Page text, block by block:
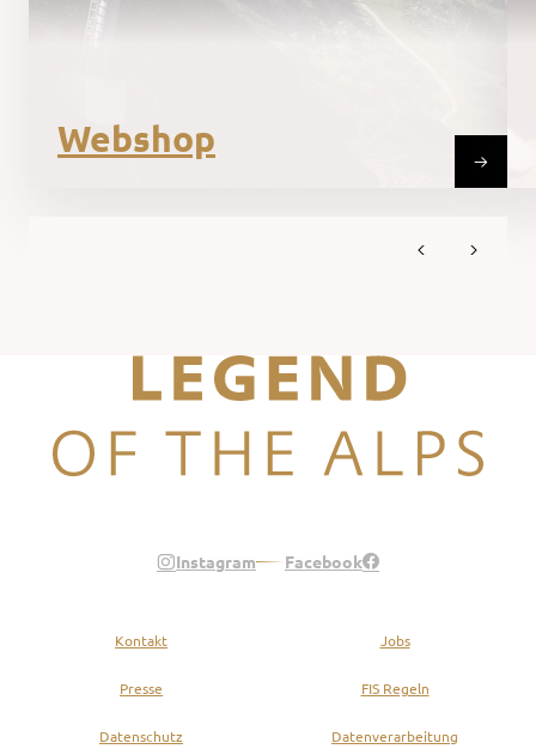
Webshop
Instagram Facebook
Kontakt Jobs
Presse FIS Regeln
Datenschutz Datenverarbeitung